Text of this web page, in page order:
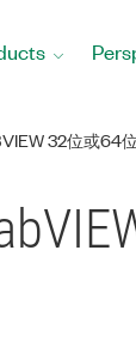
32位或64